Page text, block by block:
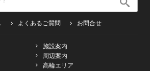
よくあるご質問 お問合せ
施設案内
周辺案内
高輪エリア